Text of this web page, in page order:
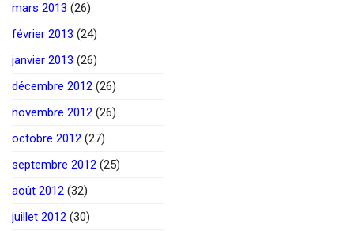
mars 2013 (26)
février 2013 (24)
janvier 2013 (26)
décembre 2012 (26)
novembre 2012 (26)
octobre 2012 (27)
septembre 2012 (25)
août 2012 (32)
juillet 2012 (30)